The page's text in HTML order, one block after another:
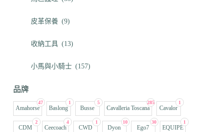
皮革保養 (9)
收納工具 (13)
小馬與小騎士 (157)
品牌
47
Amahorse
1
Baslong
5
Busse
285
Cavalleria Toscana
1
Cavalor
2
CDM
4
Ceecoach
1
CWD
10
Dyon
30
Ego7
1
EQUIPE